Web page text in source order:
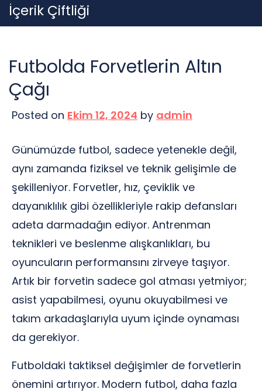
Skip
to
İçerik Çiftliği
Futbolda Forvetlerin Altın
Çağı
Posted on Ekim 12, 2024 by admin
Günümüzde futbol, sadece yetenekle değil,
aynı zamanda fiziksel ve teknik gelişimle de
şekilleniyor. Forvetler, hız, çeviklik ve
dayanıklılık gibi özellikleriyle rakip defansları
adeta darmadağın ediyor. Antrenman
teknikleri ve beslenme alışkanlıkları, bu
oyuncuların performansını zirveye taşıyor.
Artık bir forvetin sadece gol atması yetmiyor;
asist yapabilmesi, oyunu okuyabilmesi ve
takım arkadaşlarıyla uyum içinde oynaması
da gerekiyor.
Futboldaki taktiksel değişimler de forvetlerin
önemini artırıyor. Modern futbol, daha fazla